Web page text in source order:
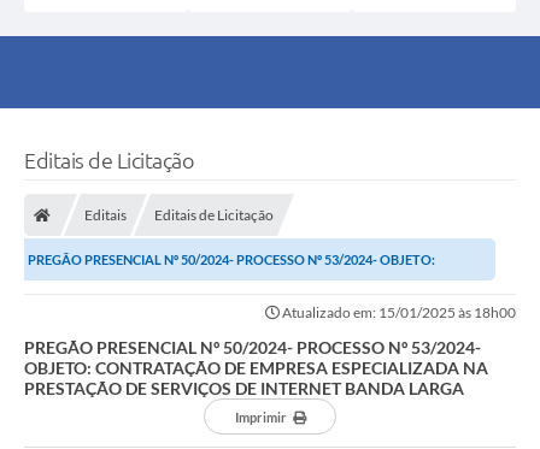
Editais de Licitação
Editais Editais de Licitação
PREGÃO PRESENCIAL Nº 50/2024- PROCESSO Nº 53/2024- OBJETO:
CONTRATAÇÃO DE EMPRESA ESPECIALIZADA NA PRESTAÇÃO...
Atualizado em: 15/01/2025 às 18h00
PREGÃO PRESENCIAL Nº 50/2024- PROCESSO Nº 53/2024-
OBJETO: CONTRATAÇÃO DE EMPRESA ESPECIALIZADA NA
PRESTAÇÃO DE SERVIÇOS DE INTERNET BANDA LARGA
Imprimir